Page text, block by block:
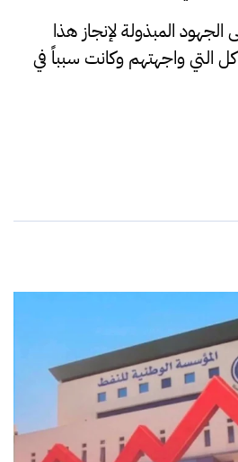
الجهود المبذولة لإنجاز هذا
التي واجهتهم وكانت سبباً في